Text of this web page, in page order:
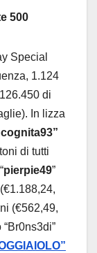
500
Special
1.124
di
In lizza
di tutti
pierpie49”
(€1.188,24,
(€562,49,